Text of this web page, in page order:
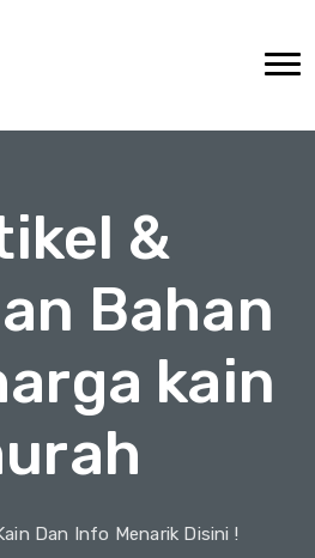
&
Bahan
kain
Dan Info Menarik Disini !